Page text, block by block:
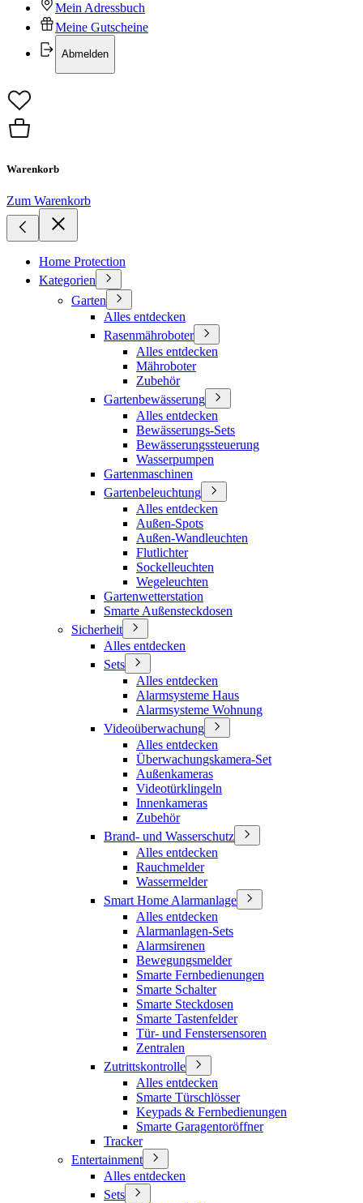
Mein Adressbuch
Meine Gutscheine
Abmelden
Warenkorb
Zum Warenkorb
Home Protection
Kategorien
Garten
Alles entdecken
Rasenmähroboter
Alles entdecken
Mähroboter
Zubehör
Gartenbewässerung
Alles entdecken
Bewässerungs-Sets
Bewässerungssteuerung
Wasserpumpen
Gartenmaschinen
Gartenbeleuchtung
Alles entdecken
Außen-Spots
Außen-Wandleuchten
Flutlichter
Sockelleuchten
Wegeleuchten
Gartenwetterstation
Smarte Außensteckdosen
Sicherheit
Alles entdecken
Sets
Alles entdecken
Alarmsysteme Haus
Alarmsysteme Wohnung
Videoüberwachung
Alles entdecken
Überwachungskamera-Set
Außenkameras
Videotürklingeln
Innenkameras
Zubehör
Brand- und Wasserschutz
Alles entdecken
Rauchmelder
Wassermelder
Smart Home Alarmanlage
Alles entdecken
Alarmanlagen-Sets
Alarmsirenen
Bewegungsmelder
Smarte Fernbedienungen
Smarte Schalter
Smarte Steckdosen
Smarte Tastenfelder
Tür- und Fenstersensoren
Zentralen
Zutrittskontrolle
Alles entdecken
Smarte Türschlösser
Keypads & Fernbedienungen
Smarte Garagentoröffner
Tracker
Entertainment
Alles entdecken
Sets